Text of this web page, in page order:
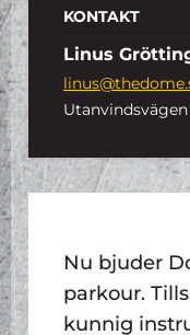
KONTAKT
Linus
Utanvindsvägen
Nu bjuder
parkour.
kunnig